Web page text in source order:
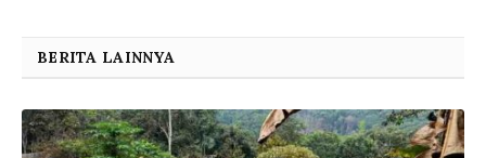
BERITA LAINNYA